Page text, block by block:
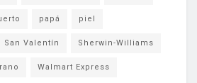
papá piel
San Valentín Sherwin-Williams
Walmart Express